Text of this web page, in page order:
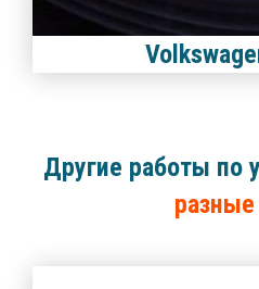
Другие работы по